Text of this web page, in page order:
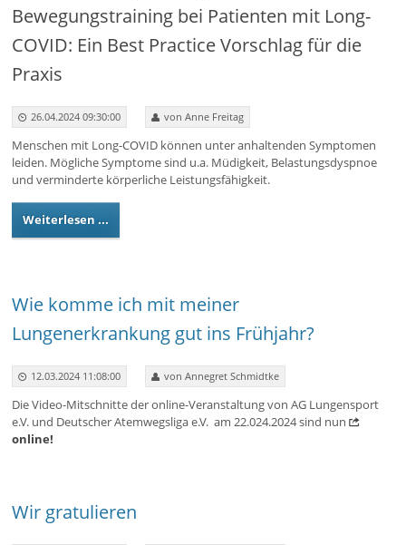
Bewegungstraining bei Patienten mit Long-
COVID: Ein Best Practice Vorschlag für die
Praxis
26.04.2024 09:30:00 von Anne Freitag
Menschen mit Long-COVID können unter anhaltenden Symptomen
leiden. Mögliche Symptome sind u.a. Müdigkeit, Belastungsdyspnoe
und verminderte körperliche Leistungsfähigkeit.
Weiterlesen ...
Wie komme ich mit meiner
Lungenerkrankung gut ins Frühjahr?
12.03.2024 11:08:00 von Annegret Schmidtke
Die Video-Mitschnitte der online-Veranstaltung von AG Lungensport
e.V. und Deutscher Atemwegsliga e.V. am 22.024.2024 sind nun
online!
Wir gratulieren